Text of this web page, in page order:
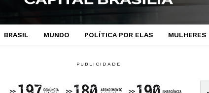
BRASIL MUNDO POLÍTICA POR ELAS MULHERES